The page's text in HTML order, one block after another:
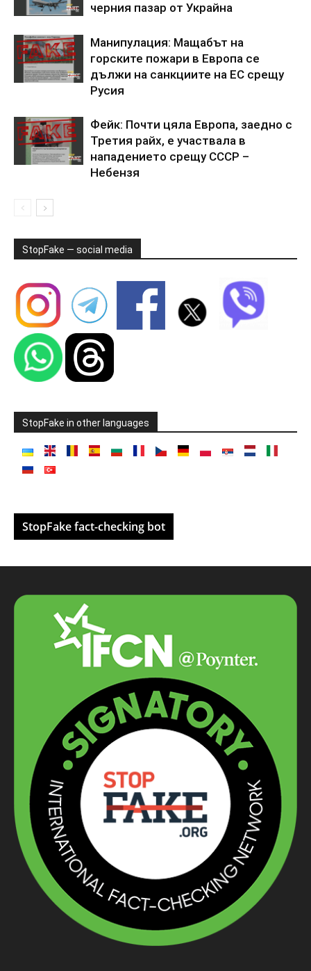
черния пазар от Украйна
Манипулация: Мащабът на
горските пожари в Европа се
дължи на санкциите на ЕС срещу
Русия
Фейк: Почти цяла Европа, заедно с
Третия райх, е участвала в
нападението срещу СССР –
Небензя
StopFake — social media
StopFake in other languages
StopFake fact-checking bot